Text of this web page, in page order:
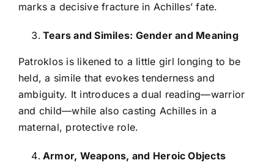
marks a decisive fracture in Achilles’ fate.
Tears and Similes: Gender and Meaning
Patroklos is likened to a little girl longing to be
held, a simile that evokes tenderness and
ambiguity. It introduces a dual reading—warrior
and child—while also casting Achilles in a
maternal, protective role.
Armor, Weapons, and Heroic Objects